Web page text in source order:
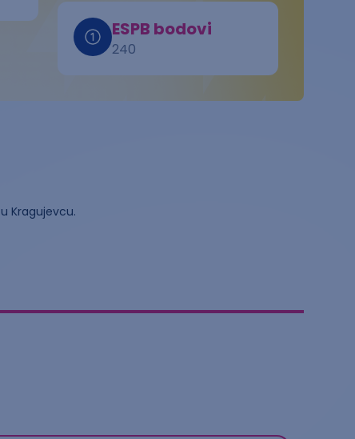
ESPB bodovi
240
Kragujevcu.